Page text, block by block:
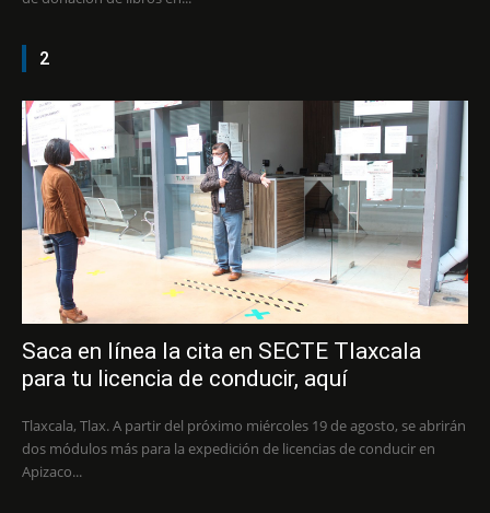
2
Saca en línea la cita en SECTE Tlaxcala
para tu licencia de conducir, aquí
Tlaxcala, Tlax. A partir del próximo miércoles 19 de agosto, se abrirán
dos módulos más para la expedición de licencias de conducir en
Apizaco...